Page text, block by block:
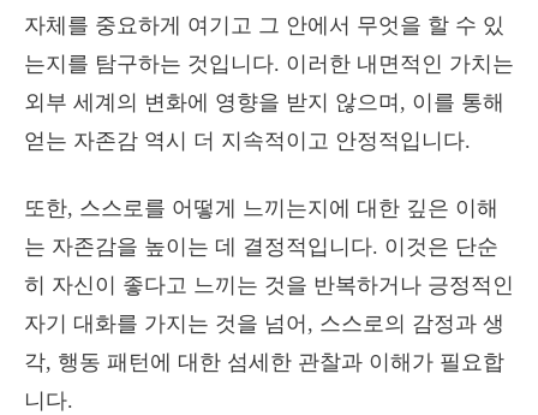
자체를 중요하게 여기고 그 안에서 무엇을 할 수 있
는지를 탐구하는 것입니다. 이러한 내면적인 가치는
외부 세계의 변화에 영향을 받지 않으며, 이를 통해
얻는 자존감 역시 더 지속적이고 안정적입니다.
또한, 스스로를 어떻게 느끼는지에 대한 깊은 이해
는 자존감을 높이는 데 결정적입니다. 이것은 단순
히 자신이 좋다고 느끼는 것을 반복하거나 긍정적인
자기 대화를 가지는 것을 넘어, 스스로의 감정과 생
각, 행동 패턴에 대한 섬세한 관찰과 이해가 필요합
니다.